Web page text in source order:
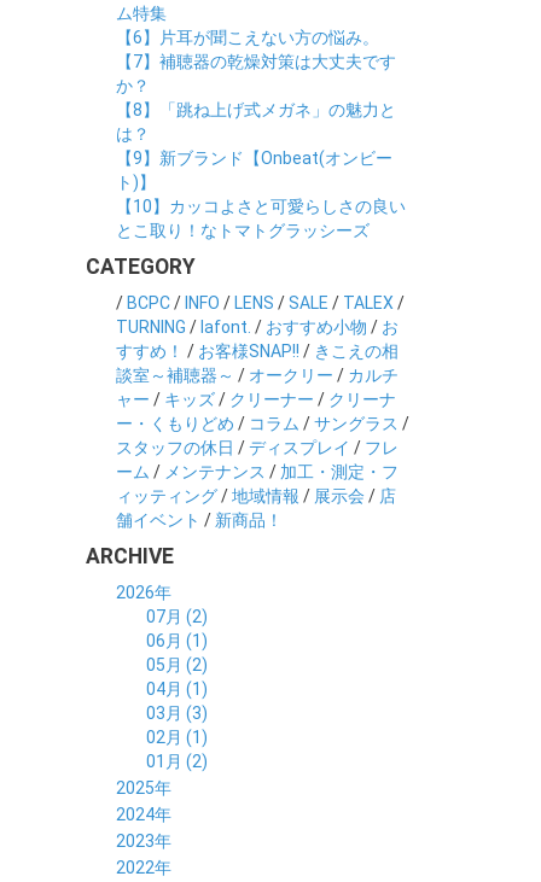
ム特集
【6】片耳が聞こえない方の悩み。
【7】補聴器の乾燥対策は大丈夫です
か？
【8】「跳ね上げ式メガネ」の魅力と
は？
【9】新ブランド【Onbeat(オンビー
ト)】
【10】カッコよさと可愛らしさの良い
とこ取り！なトマトグラッシーズ
CATEGORY
/ BCPC/ INFO / LENS /SALE / TALEX /
TURNING / lafont. / おすすめ小物 / お
すすめ！ / お客様SNAP!! / きこえの相
談室～補聴器～ / オークリー / カルチ
ャー / キッズ/ クリーナー / クリーナ
ー・くもりどめ / コラム /サングラス /
スタッフの休日 /ディスプレイ / フレ
ーム / メンテナンス / 加工・測定・フ
ィッティング/地域情報 / 展示会 / 店
舗イベント / 新商品！
ARCHIVE
2026年
07月 (2)
06月 (1)
05月 (2)
04月 (1)
03月 (3)
02月 (1)
01月 (2)
2025年
12月 (2)
11月 (2)
10月 (3)
2024年
12月 (6)
11月 (5)
2023年
12月 (5)
2022年